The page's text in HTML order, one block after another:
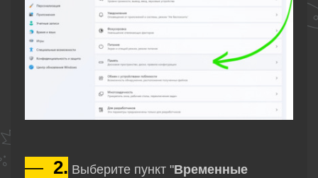
— 2. Выберите пункт "Временные